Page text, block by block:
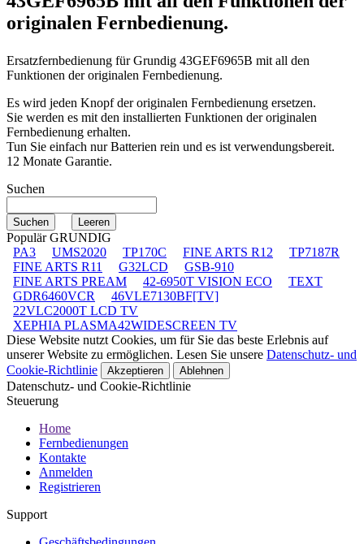
originalen Fernbedienung.
Ersatzfernbedienung fürGrundig 43GEF6965B mit all den
Funktionen der originalen Fernbedienung.
Es wird jeden Knopf der originalen Fernbedienung ersetzen.
Sie werden es mit den installierten Funktionen der originalen
Fernbedienung erhalten.
Tun Sie einfach nur Batterien rein und es ist verwendungsbereit.
12 Monate Garantie.
Suchen
Populär GRUNDIG
PA3
UMS2020 TP170C FINE ARTS R12
TP7187R
FINE ARTS R11
G32LCD
GSB-910
FINE ARTS PREAM
42-6950T VISION ECO
TEXT
GDR6460VCR
46VLE7130BF[TV]
22VLC2000T LCD TV
XEPHIA PLASMA42WIDESCREEN TV
Diese Website nutzt Cookies, um für Sie das beste Erlebnis auf
unserer Website zu ermöglichen. Lesen Sie unsere Datenschutz- und
Cookie-Richtlinie
Akzeptieren Ablehnen
Datenschutz- und Cookie-Richtlinie
Steuerung
Home
Fernbedienungen
Kontakte
Anmelden
Registrieren
Support